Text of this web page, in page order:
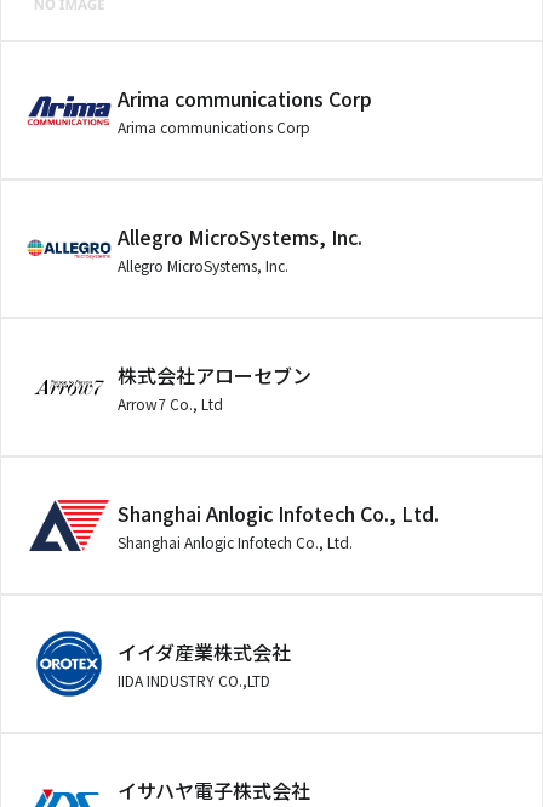
Arima communications Corp
Arima communications Corp
Allegro MicroSystems, Inc.
Allegro MicroSystems, Inc.
株式会社アローセブン
Arrow7 Co., Ltd
Shanghai Anlogic Infotech Co., Ltd.
Shanghai Anlogic Infotech Co., Ltd.
イイダ産業株式会社
IIDA INDUSTRY CO.,LTD
イサハヤ電子株式会社